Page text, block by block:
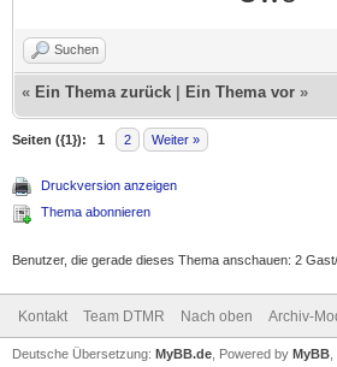
Suchen
« Ein Thema zurück Ein Thema vor »
Seiten ({1}): 1 2 Weiter »
Druckversion anzeigen
Thema abonnieren
Benutzer, die gerade dieses Thema anschauen: 2
Kontakt Team DTMR Nach oben Archiv-
Deutsche Übersetzung: MyBB.de , Powered by MyBB